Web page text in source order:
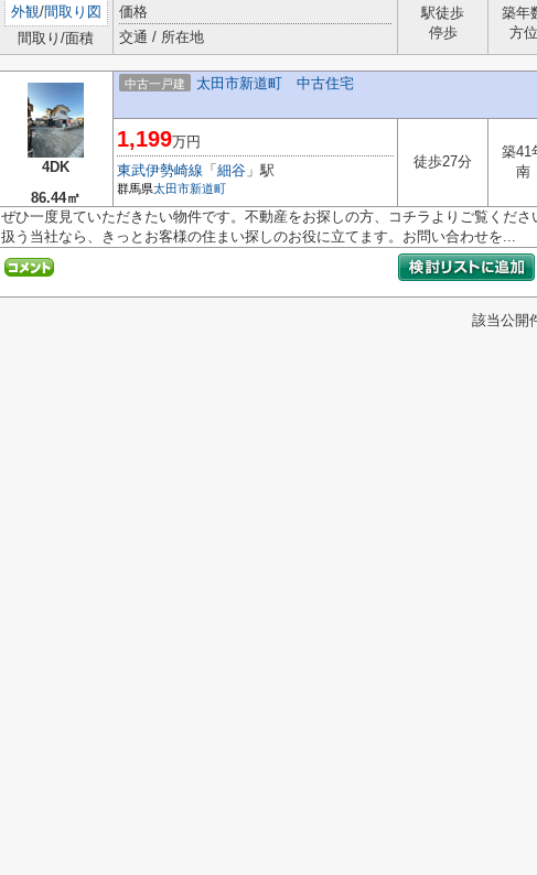
外観/間取り図
間取り/面積
価格
交通 / 所在地
駅徒歩
停歩
築年
方位
4DK
86.44㎡
中古一戸建 太田市新道町 中古住宅
1,199万円
東武伊勢崎線 「 細谷 」駅
群馬県太田市新道町
徒歩27分
築41
南
ぜひ一度見ていただきたい物件です。不動産をお探しの方、コチラよりご覧くださ
扱う当社なら、きっとお客様の住まい探しのお役に立てます。お問い合わせを...
該当公開